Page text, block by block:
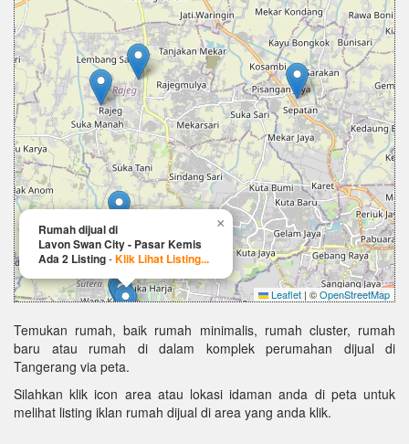
Rumah dijual di
Lavon Swan City - Pasar Kemis
Ada 2 Listing-Klik Lihat Listing...
×
Leaflet | ©OpenStreetMap
Temukan rumah, baik rumah minimalis, rumah cluster, rumah
baru atau rumah di dalam komplek perumahan dijual di
Tangerang via peta.
Silahkan klik icon area atau lokasi idaman anda di peta untuk
melihat listing iklan rumah dijual di area yang anda klik.